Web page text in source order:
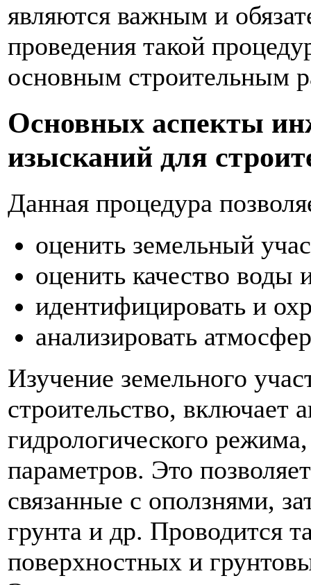
являются важным и
проведения такой
основным строительным
Основных аспекты
изысканий для
Данная процедура
оценить земельный
оценить качество воды
идентифицировать и
анализировать
Изучение земельного
строительство, включает
гидрологического
параметров. Это
связанные с оползнями,
грунта и др. Проводится
поверхностных и